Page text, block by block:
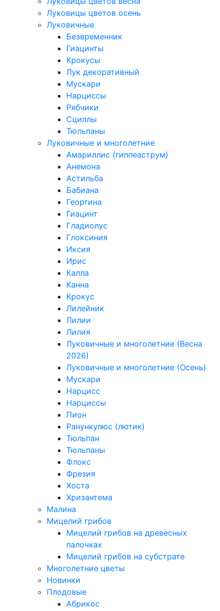
Луковицы цветов осень
Луковичные
Безвременник
Гиацинты
Крокусы
Лук декоративный
Мускари
Нарциссы
Рябчики
Сциллы
Тюльпаны
Луковичные и многолетние
Амариллис (гиппеаструм)
Анемона
Астильба
Бабиана
Георгина
Гиацинт
Гладиолус
Глоксиния
Иксия
Ирис
Калла
Канна
Крокус
Лилейник
Лилии
Лилия
Луковичные и многолетние (Весна
2026)
Луковичные и многолетние (Осень)
Мускари
Нарцисс
Нарциссы
Пион
Ранункулюс (лютик)
Тюльпан
Тюльпаны
Флокс
Фрезия
Хоста
Хризантема
Малина
Мицелий грибов
Мицелий грибов на древесных
палочках
Мицелий грибов на субстрате
Многолетние цветы
Новинки
Плодовые
Абрикос